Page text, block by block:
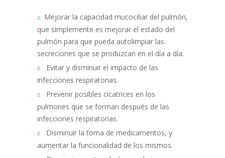
Mejorar la capacidad mucociliar del pulmón,
que simplemente es mejorar el estado del
pulmón para que pueda autolimpiar las
secreciones que se produzcan en el día a día.
Evitar y disminuir el impacto de las
infecciones respiratorias.
Prevenir posibles cicatrices en los
pulmones que se forman después de las
infecciones respiratorias.
Disminuir la toma de medicamentos, y
aumentar la funcionalidad de los mismos.